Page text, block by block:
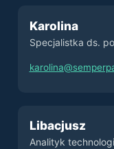
Karolina
Specjalistka ds.
Libacjusz
Analityk